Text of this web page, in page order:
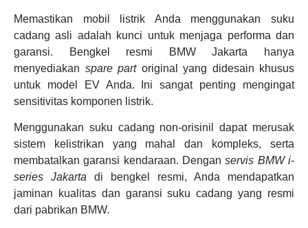
Memastikan mobil listrik Anda menggunakan suku
cadang asli adalah kunci untuk menjaga performa dan
garansi. Bengkel resmi BMW Jakarta hanya
menyediakan spare partoriginal yang didesain khusus
untuk model EV Anda. Ini sangat penting mengingat
sensitivitas komponen listrik.
Menggunakan suku cadang non-orisinil dapat merusak
sistem kelistrikan yang mahal dan kompleks, serta
membatalkan garansi kendaraan. Denganservis BMW i-
series Jakarta di bengkel resmi, Anda mendapatkan
jaminan kualitas dan garansi suku cadang yang resmi
dari pabrikan BMW.